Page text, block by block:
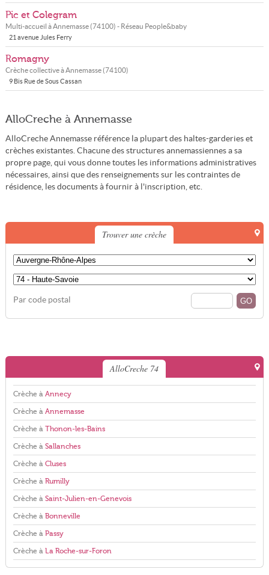
Pic et Colegram
Multi-accueil àAnnemasse(74100) - Réseau People&baby
21 avenue Jules Ferry
Romagny
Crèche collective àAnnemasse(74100)
9 Bis Rue de Sous Cassan
AlloCreche à Annemasse
AlloCreche Annemasse référence la plupart des haltes-garderies et
crèches existantes. Chacune des structures annemassiennes a sa
propre page, qui vous donne toutes les informations administratives
nécessaires, ainsi que des renseignements sur les contraintes de
résidence, les documents à fournir à l'inscription, etc.
Trouver une crèche
Par code postal
AlloCreche 74
Crèche à Annecy
Crèche à Annemasse
Crèche à Thonon-les-Bains
Crèche à Sallanches
Crèche à Cluses
Crèche à Rumilly
Crèche à Saint-Julien-en-Genevois
Crèche à Bonneville
Crèche à Passy
Crèche à La Roche-sur-Foron